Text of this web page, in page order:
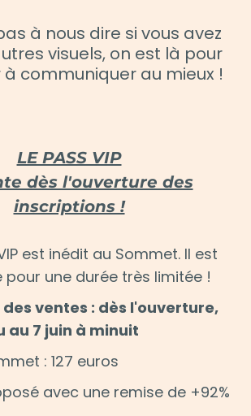
à nous dire si vous avez
visuels, on est là pour
communiquer au mieux !
LE PASS VIP
dès l'ouverture des
inscriptions !
est inédit au Sommet. Il est
pour une durée très limitée !
ventes : dès l'ouverture,
au 7 juin à minuit
: 127 euros
avec une remise de +92%